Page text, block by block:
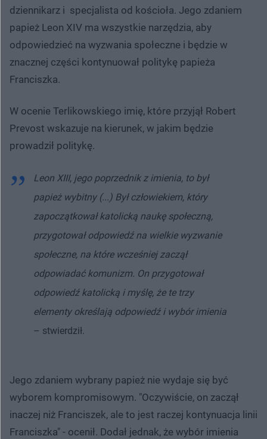
dziennikarz i specjalista od kościoła. Jego zdaniem
papież Leon XIV ma wszystkie narzędzia, aby
odpowiedzieć na wyzwania społeczne i będzie w
znacznej części kontynuował politykę papieża
Franciszka.
W ocenie Terlikowskiego imię, które przyjął Robert
Prevost wskazuje na kierunek, w jakim będzie
prowadził politykę.
Leon XIII, jego poprzednik z imienia, to był
papież wybitny (...) Był człowiekiem, który
zapoczątkował katolicką naukę społeczną,
przygotował odpowiedź na wielkie wyzwanie
społeczne, na które wcześniej zaczął
odpowiadać komunizm. On przygotował
odpowiedź katolicką i myślę, że te trzy
elementy określają odpowiedź i wybór imienia
– stwierdził.
Jego zdaniem wybrany papież nie wydaje się być
wyborem kompromisowym. "Oczywiście, on zaczął
inaczej niż Franciszek, ale to jest raczej kontynuacja linii
Franciszka" - ocenił. Dodał jednak, że wybór imienia